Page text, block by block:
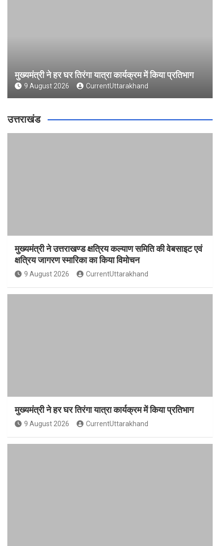
मुख्यमंत्री ने हर घर तिरंगा यात्रा कार्यक्रम में किया प्रतिभाग
9 August 2026 CurrentUttarakhand
उत्तराखंड
मुख्यमंत्री ने उत्तराखण्ड क्षत्रिय कल्याण समिति की वेबसाइट एवं
क्षत्रिय जागरण स्मारिका का किया विमोचन
9 August 2026 CurrentUttarakhand
मुख्यमंत्री ने हर घर तिरंगा यात्रा कार्यक्रम में किया प्रतिभाग
9 August 2026 CurrentUttarakhand